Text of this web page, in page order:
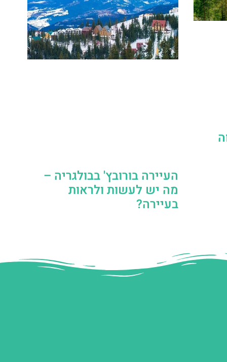
העיירה בורובץ' בבולגריה –
מה יש לעשות ולראות
בעיירה?